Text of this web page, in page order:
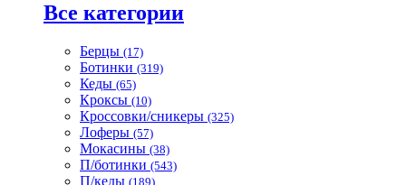
Все категории
Берцы (17)
Ботинки (319)
Кеды (65)
Кроксы (10)
Кроссовки/сникеры (325)
Лоферы (57)
Мокасины (38)
П/ботинки (543)
П/кеды (189)